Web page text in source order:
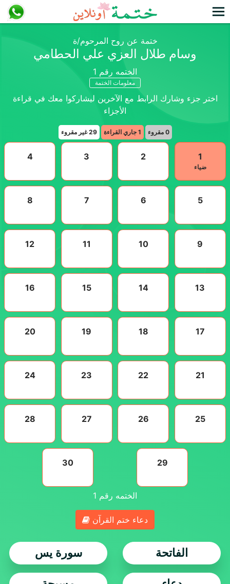
ختمة عن روح المرحوم/ة
وسام طلال العزي علي الحطامي
الختمه رقم 1
معلومات الختمة
اختر جزء وشارك الرابط مع الآخرين ليشاركوا معك في قراءة
الأجزاء
0 مقروء 1 جاري القراءة 29غير مقروء
1
ضياء
2
3
4
5
6
7
8
9
10
11
12
13
14
15
16
17
18
19
20
21
22
23
24
25
26
27
28
29
30
الختمه رقم 1
دعاء ختم القرآن
الفاتحة سورة يس